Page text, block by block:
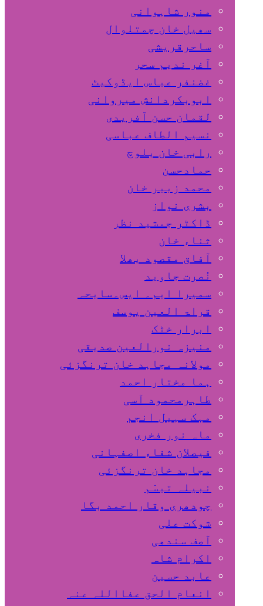
منور شاہوانی
سھیل خان چمتلوال
ساحرقریشی
آغر ندیم سحر
غضنفر عباس ایڈوکیٹ
ابوبکردانش میروانی
لقمان حسن آفریدی
نسیم الطاف عباسی
رابی خان بلوچ
حمادحسن
محمد زبیر خان
بشری نواز
ڈاکٹر جمشید نظر
ثناء خان
آفاق مقصود بھلا
نُصرت جاوید
سمیرا ایم۔ ایس۔سایحہ
قراۃ العین یوسف
ابرار خٹک
منیزہ نورالعین صدیقی
مولانہ مجاہد خان ترنگزئی
ہما مختار احمد
طاہرمحمود آسی
مہک سہیل انجم
ماہ نور فخری
فیصلان شفاء اصفہانی
مجاہد خان ترنگزئی
نبیلہ تبسّم
چودھری وقار احمد بگا
شوکت علی
آصف سندھی
اکرام شاہ
عابد حسین
انعام الحق عفااللہ عنہ